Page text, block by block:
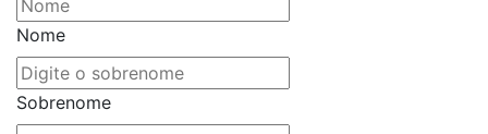
Nome
Sobrenome